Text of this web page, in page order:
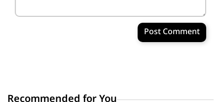
Post Comment
Recommended for You